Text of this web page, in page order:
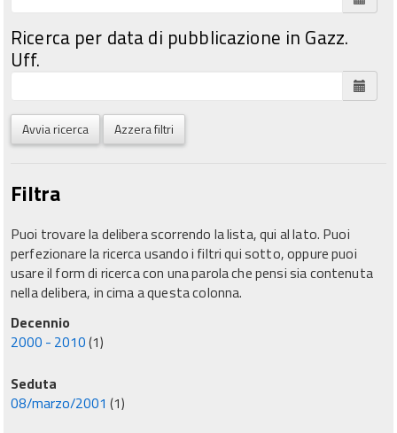
Ricerca per data di pubblicazione in Gazz.
Uff.
Avvia ricerca Azzera filtri
Filtra
Puoi trovare la delibera scorrendo la lista, qui al lato. Puoi
perfezionare la ricerca usando i filtri qui sotto, oppure puoi
usare il form di ricerca con una parola che pensi sia contenuta
nella delibera, in cima a questa colonna.
Decennio
2000 - 2010(1)
Seduta
08/marzo/2001 (1)